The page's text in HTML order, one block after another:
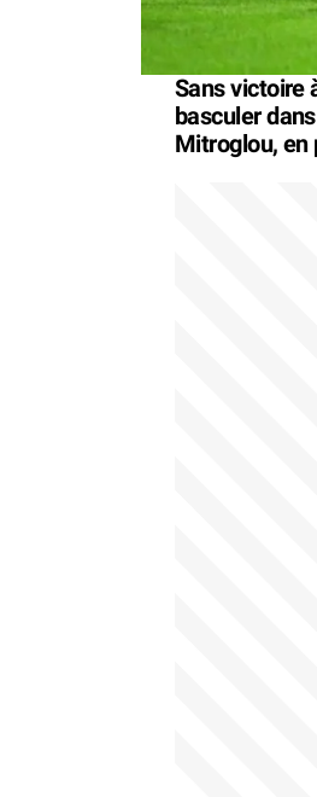
Sans victoire
basculer
Mitroglou, en